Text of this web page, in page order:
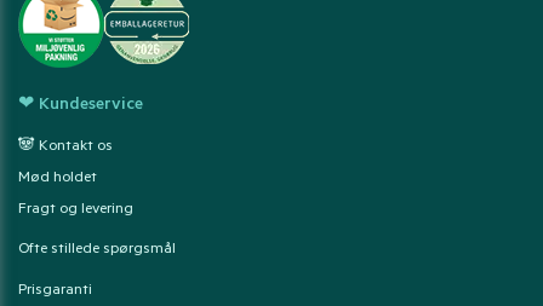
❤ Kundeservice
🐼 Kontakt os
Mød holdet
Fragt og levering
Ofte stillede spørgsmål
Prisgaranti